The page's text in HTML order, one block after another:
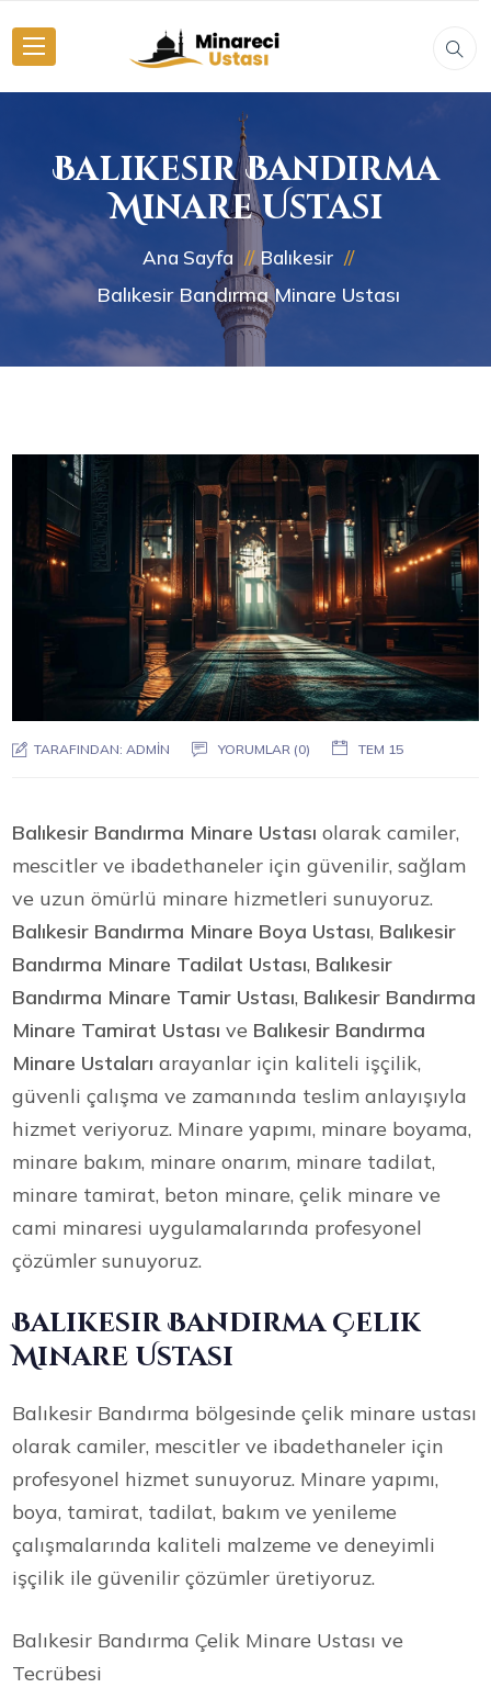
Balıkesir Bandırma
Minare Ustası
Ana Sayfa Balıkesir
Balıkesir Bandırma Minare Ustası
TARAFINDAN:ADMIN YORUMLAR (0) TEM 15
Balıkesir Bandırma Minare Ustası olarak camiler,
mescitler ve ibadethaneler için güvenilir, sağlam
ve uzun ömürlü minare hizmetleri sunuyoruz.
Balıkesir Bandırma Minare Boya Ustası, Balıkesir
Bandırma Minare Tadilat Ustası, Balıkesir
Bandırma Minare Tamir Ustası, Balıkesir Bandırma
Minare Tamirat Ustası ve Balıkesir Bandırma
Minare Ustaları arayanlar için kaliteli işçilik,
güvenli çalışma ve zamanında teslim anlayışıyla
hizmet veriyoruz. Minare yapımı, minare boyama,
minare bakım, minare onarım, minare tadilat,
minare tamirat, beton minare, çelik minare ve
cami minaresi uygulamalarında profesyonel
çözümler sunuyoruz.
Balıkesir Bandırma Çelik
Minare Ustası
Balıkesir Bandırma bölgesinde çelik minare ustası
olarak camiler, mescitler ve ibadethaneler için
profesyonel hizmet sunuyoruz. Minare yapımı,
boya, tamirat, tadilat, bakım ve yenileme
çalışmalarında kaliteli malzeme ve deneyimli
işçilik ile güvenilir çözümler üretiyoruz.
Balıkesir Bandırma Çelik Minare Ustası ve
Tecrübesi